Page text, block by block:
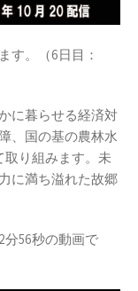
す。（6日目：
に暮らせる経済対
、国の基の農林水
り組みます。未
に満ち溢れた故郷
56秒の動画で